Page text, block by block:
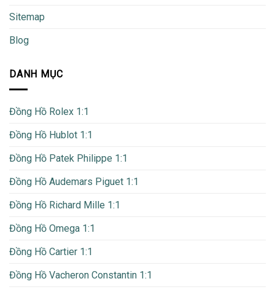
Sitemap
Blog
DANH MỤC
Đồng Hồ Rolex 1:1
Đồng Hồ Hublot 1:1
Đồng Hồ Patek Philippe 1:1
Đồng Hồ Audemars Piguet 1:1
Đồng Hồ Richard Mille 1:1
Đồng Hồ Omega 1:1
Đồng Hồ Cartier 1:1
Đồng Hồ Vacheron Constantin 1:1